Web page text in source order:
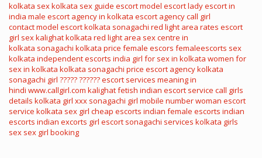
kolkata sexkolkata sex guide escort model escort ladyescort in
india male escort agency in kolkata escort agencycall girl
contactmodel escortkolkata sonagachi red light area rates escort
girl sexkalighat kolkata red light area sex centre in
kolkata sonagachi kolkata price female escors femaleescorts sex
kolkata independent escorts india girl for sex in kolkata women for
sex in kolkata kolkata sonagachi price escort agencykolkata
sonagachi girl ????? ??????escort services meaning in
hindi www.callgirl.com kalighat fetish indian escort service call girls
details kolkata girl xxx sonagachi girl mobile numberwoman escort
service kolkata sex girl cheap escorts indian female escorts indian
escorts indian excorts girl escort sonagachi services kolkata girls
sex sex girl booking